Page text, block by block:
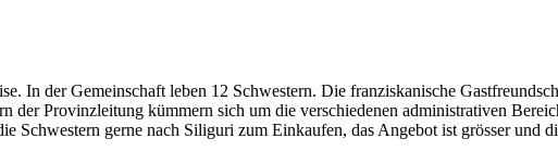
In der Gemeinschaft leben 12 Schwestern. Die franziskanische
Provinzleitung kümmern sich um die verschiedenen administrativen
gerne nach Siliguri zum Einkaufen, das Angebot ist grösser und